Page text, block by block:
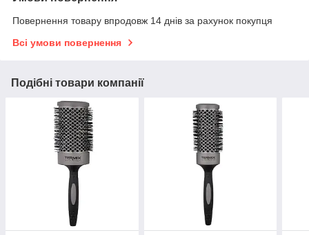
Повернення товару впродовж 14 днів за рахунок покупця
Всі умови повернення
Подібні товари компанії